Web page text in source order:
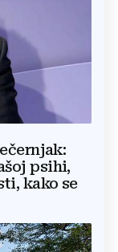
psihi,
kako se